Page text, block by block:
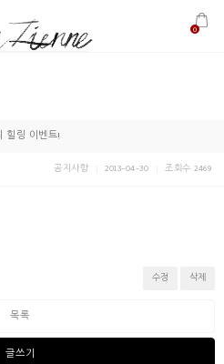
0
힐링 이벤트!
공지사항 2013-04-30 조회수 2469
수정 삭제
목록
글쓰기